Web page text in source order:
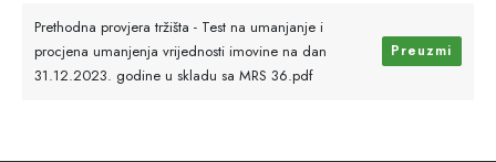
Prethodna provjera tržišta - Test na umanjanje i
procjena umanjenja vrijednosti imovine na dan
31.12.2023. godine u skladu sa MRS 36.pdf
Preuzmi